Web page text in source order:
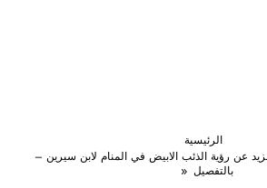
الرئيسية
عن رؤية الذئب الابيض في المنام لابن سيرين –
بالتفصيل